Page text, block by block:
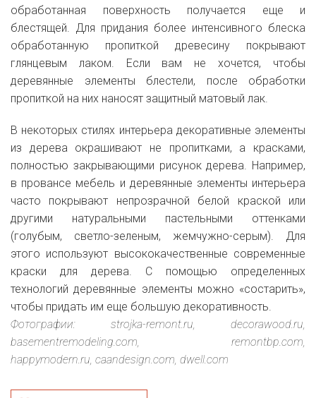
обработанная поверхность получается еще и
блестящей. Для придания более интенсивного блеска
обработанную пропиткой древесину покрывают
глянцевым лаком. Если вам не хочется, чтобы
деревянные элементы блестели, после обработки
пропиткой на них наносят защитный матовый лак.
В некоторых стилях интерьера декоративные элементы
из дерева окрашивают не пропитками, а красками,
полностью закрывающими рисунок дерева. Например,
в провансе мебель и деревянные элементы интерьера
часто покрывают непрозрачной белой краской или
другими натуральными пастельными оттенками
(голубым, светло-зеленым, жемчужно-серым). Для
этого используют высококачественные современные
краски для дерева. С помощью определенных
технологий деревянные элементы можно «состарить»,
чтобы придать им еще большую декоративность.
Фотографии: strojka-remont.ru, decorawood.ru,
basementremodeling.com, remontbp.com,
happymodern.ru, caandesign.com, dwell.com